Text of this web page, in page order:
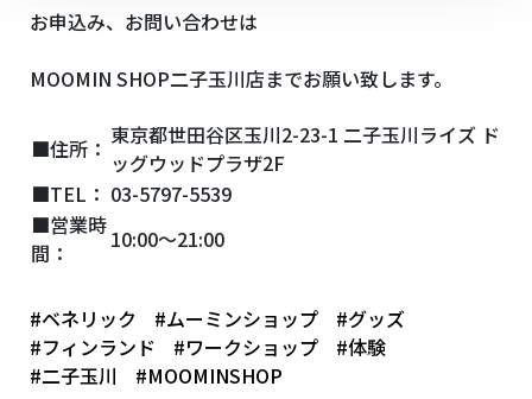
お申込み、お問い合わせは
MOOMIN SHOP二子玉川店までお願い致します。
■住所： 東京都世田谷区玉川2-23-1 二子玉川ライズ ド
ッグウッドプラザ2F
■TEL： 03-5797-5539
■営業時
間：
10:00～21:00
#ベネリック #ムーミンショップ
#グッズ
#フィンランド
#ワークショップ
#体験
#二子玉川
#MOOMINSHOP